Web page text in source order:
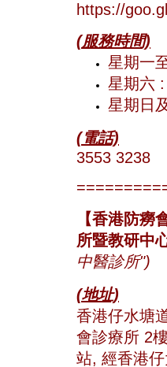
https://
(服務時間)
星期一
星期六
星期日
(電話)
3553 3238
【香港防癆
所暨教研中
中醫診所")
(地址)
香港仔水塘
會診療所 2
站, 經香港